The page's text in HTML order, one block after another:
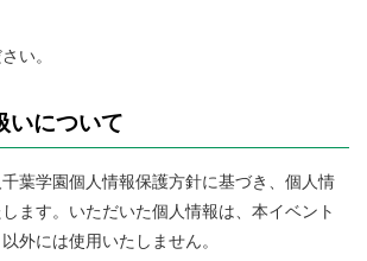
い。
いについて
葉学園個人情報保護方針に基づき、個人情
ます。いただいた個人情報は、本イベント
外には使用いたしません。